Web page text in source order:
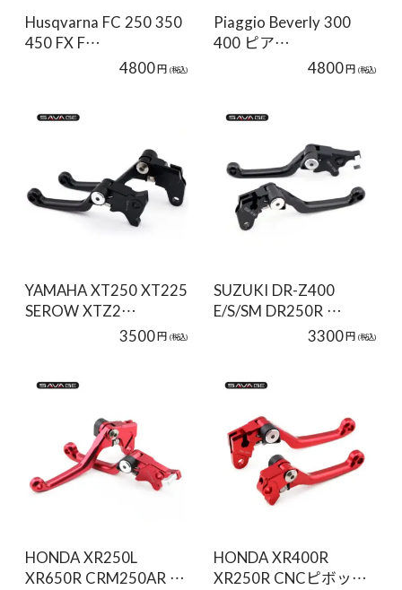
Husqvarna FC 250 350
450 FX F…
4800円 (税込)
Piaggio Beverly 300
400 ピア…
4800円 (税込)
YAMAHA XT250 XT225
SEROW XTZ2…
3500円 (税込)
SUZUKI DR-Z400
E/S/SM DR250R …
3300円 (税込)
HONDA XR250L
XR650R CRM250AR …
HONDA XR400R
XR250R CNCピボッ…